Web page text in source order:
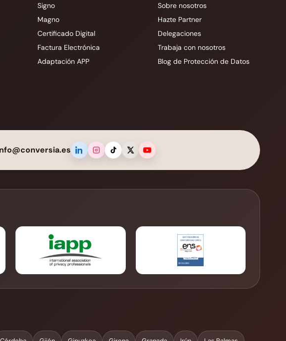
Signo
Magno
Certificado Digital
Factura Electrónica
Adaptación APP
Sobre nosotros
Hazte Partner
Delegaciones
Trabaja con nosotros
Blog de Protección de Datos